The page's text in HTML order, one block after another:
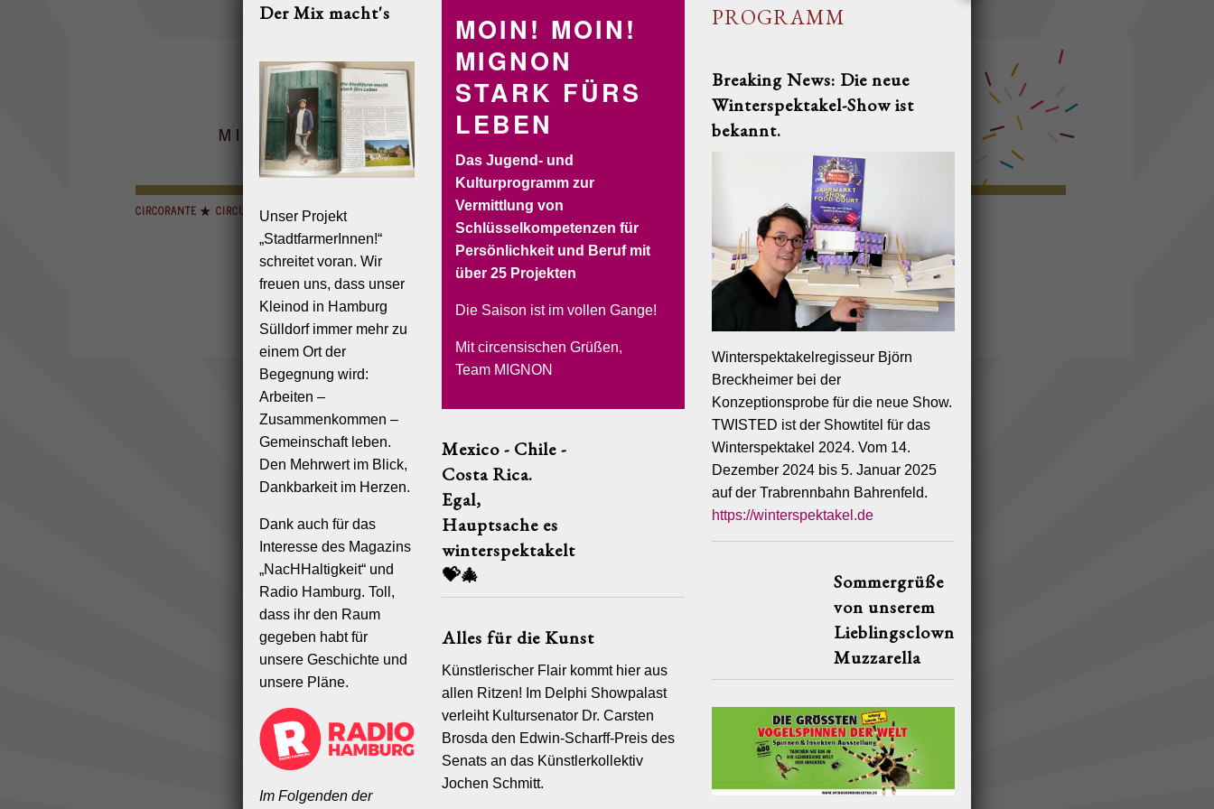
CIRCORANTE CIRCUS MIGNON INSELCIRCUS VERLEIH BUCHEN&RESERVIEREN
BACKSTAGE FOTOALBUM JOBS PHILOSOPHIE KONTAKT IMPRESSUM AGB
Der Mix macht's
Unser Projekt
„StadtfarmerInnen!“
schreitet voran. Wir
freuen uns, dass unser
Kleinod in Hamburg
Sülldorf immer mehr zu
einem Ort der
Begegnung wird:
Arbeiten –
Zusammenkommen –
Gemeinschaft leben.
Den Mehrwert im Blick,
Dankbarkeit im Herzen.
Dank auch für das
Interesse des Magazins
„NacHHaltigkeit“ und
Radio Hamburg. Toll,
dass ihr den Raum
gegeben habt für
unsere Geschichte und
unsere Pläne.
Im Folgenden der
MOIN! MOIN!
MIGNON
STARK FÜRS
LEBEN
Das Jugend- und
Kulturprogramm zur
Vermittlung von
Schlüsselkompetenzen für
Persönlichkeit und Beruf mit
über 25 Projekten
Die Saison ist im vollen Gange!
Mit circensischen Grüßen,
Team MIGNON
Mexico - Chile -
Costa Rica.
Egal,
Hauptsache es
winterspektakelt
💝🎄
Alles für die Kunst
Künstlerischer Flair kommt hier aus
allen Ritzen! Im Delphi Showpalast
verleiht Kultursenator Dr. Carsten
Brosda den Edwin-Scharff-Preis des
Senats an das Künstlerkollektiv
Jochen Schmitt.
PROGRAMM
Breaking News: Die neue
Winterspektakel-Show ist
bekannt.
Winterspektakelregisseur Björn
Breckheimer bei der
Konzeptionsprobe für die neue Show.
TWISTED ist der Showtitel für das
Winterspektakel 2024. Vom 14.
Dezember 2024 bis 5. Januar 2025
auf der Trabrennbahn Bahrenfeld.
https://winterspektakel.de
Sommergrüße
von unserem
Lieblingsclown
Muzzarella